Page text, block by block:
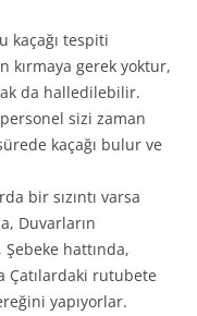
kaçağı tespiti
kırmaya gerek yoktur,
da halledilebilir.
sizi zaman
kaçağı bulur ve
bir sızıntı varsa
Duvarların
hattında,
Çatılardaki rutubete
yapıyorlar.